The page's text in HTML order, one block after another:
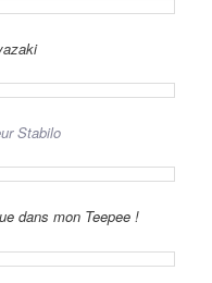
Stabilo
dans mon Teepee !